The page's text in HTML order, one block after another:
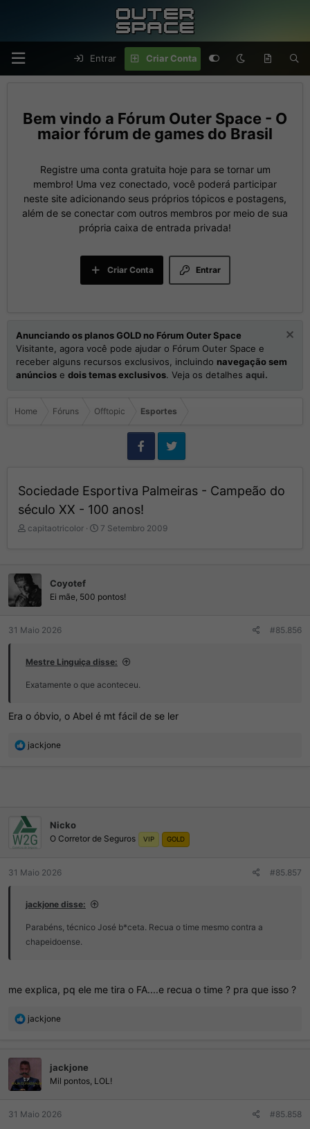
Entrar Criar Conta
Fórum Outer Space - O
maior fórum de games do Brasil
Registre uma conta gratuita hoje para se tornar um
membro! Uma vez conectado, você poderá participar
neste site adicionando seus próprios tópicos e postagens,
além de se conectar com outros membros por meio de sua
própria caixa de entrada privada!
Entrar
Criar Conta
Anunciando os planos GOLD no Fórum Outer Space
Visitante, agora você pode ajudar o Fórum Outer Space e
receber alguns recursos exclusivos, incluindo navegação sem
anúncios e dois temas exclusivos. Veja os detalhes aqui.
Home Fóruns Offtopic Esportes
Sociedade Esportiva Palmeiras - Campeão do
século XX - 100 anos!
I
a
d
r
t
p
c
capitaotricolor
D
I
o
7 Setembro 2009
Coyotef
Ei mãe, 500 pontos!
31 Maio 2026 #85.856
Mestre Linguiça disse:
Exatamente o que aconteceu.
Era o óbvio, o Abel é mt fácil de se ler
R
s
:
jackjone
Nicko
O Corretor de Seguros VIP GOLD
31 Maio 2026 #85.857
jackjone disse:
Parabéns, técnico José b*ceta. Recua o time mesmo contra a
chapeidoense.
me explica, pq ele me tira o FA....e recua o time ? pra que isso ?
R
ç
õ
e
s
jackjone
jackjone
Mil pontos, LOL!
31 Maio 2026 #85.858